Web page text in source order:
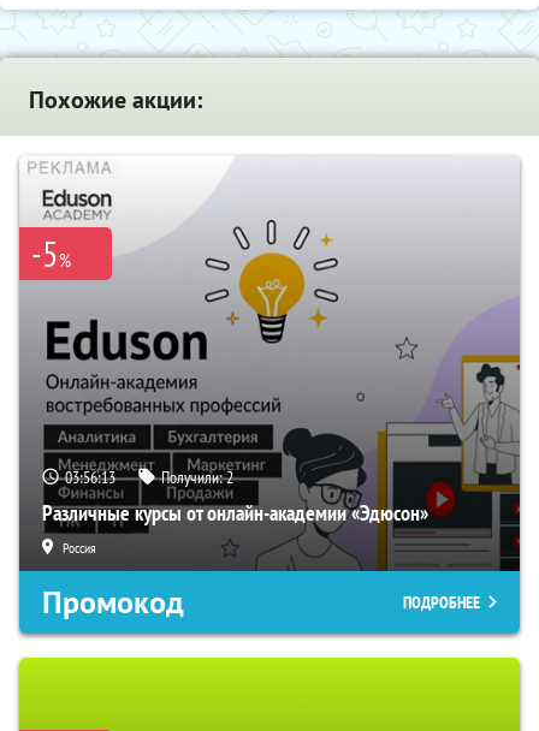
Похожие акции:
-5%
03:56:12 Получили:2
Различные курсы от онлайн-академии «Эдюсон»
Россия
Промокод ПОДРОБНЕЕ